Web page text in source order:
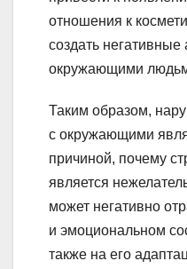
отношения к
создать негативные
окружающими
Таким образом,
с окружающими
причиной, почему
является
может негативно
и эмоциональном
также на его